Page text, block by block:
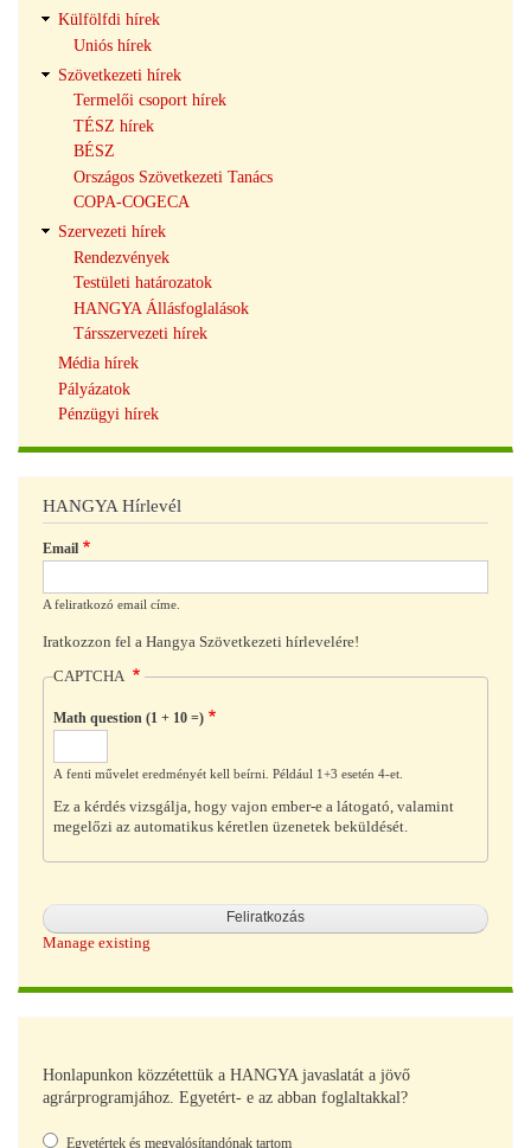
Külfölfdi hírek
Uniós hírek
Szövetkezeti hírek
Termelői csoport hírek
TÉSZ hírek
BÉSZ
Országos Szövetkezeti Tanács
COPA-COGECA
Szervezeti hírek
Rendezvények
Testületi határozatok
HANGYA Állásfoglalások
Társszervezeti hírek
Média hírek
Pályázatok
Pénzügyi hírek
HANGYA Hírlevél
Email
A feliratkozó email címe.
Iratkozzon fel a Hangya Szövetkezeti hírlevelére!
CAPTCHA
Math question (1 + 10 =)
A fenti művelet eredményét kell beírni. Például 1+3 esetén 4-et.
Ez a kérdés vizsgálja, hogy vajon ember-e a látogató, valamint
megelőzi az automatikus kéretlen üzenetek beküldését.
Manage existing
Honlapunkon közzétettük a HANGYA javaslatát a jövő
agrárprogramjához. Egyetért- e az abban foglaltakkal?
Választások
Egyetértek és megvalósítandónak tartom